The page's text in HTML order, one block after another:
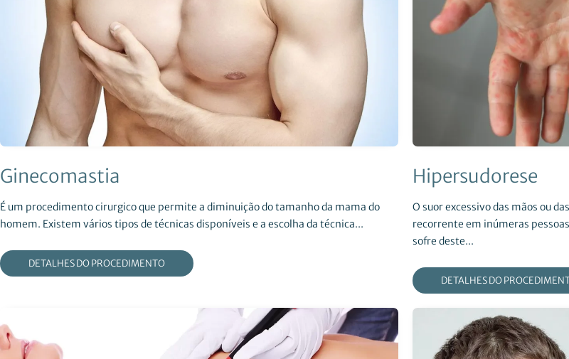
Ginecomastia
É um procedimento cirurgico que permite a diminuição do tamanho da mama do
homem. Existem vários tipos de técnicas disponíveis e a escolha da técnica...
DETALHES DO PROCEDIMENTO
Hipersudorese
O suor excessivo das mãos ou
recorrente em inúmeras
sofre deste...
DETALHES DO